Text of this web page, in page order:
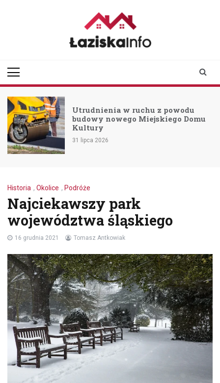
Utrudnienia w ruchu z powodu
budowy nowego Miejskiego Domu
Kultury
31 lipca 2026
Historia , Okolice , Podróże
Najciekawszy park
województwa śląskiego
16 grudnia 2021 Tomasz Antkowiak